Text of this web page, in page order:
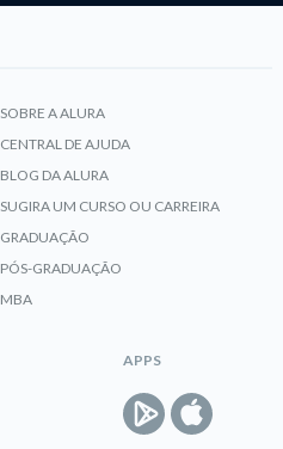
SOBRE A ALURA
CENTRAL DE AJUDA
BLOG DA ALURA
SUGIRA UM CURSO OU CARREIRA
GRADUAÇÃO
PÓS-GRADUAÇÃO
MBA
APPS